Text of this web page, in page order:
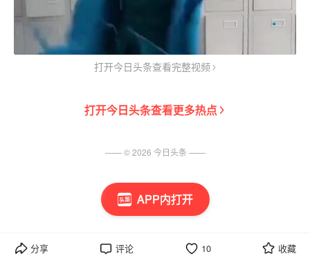
APP内打开
打开今日头条查看完整视频
打开今日头条查看更多热点
分享 评论 10 收藏
—— ©2026 今日头条 ——